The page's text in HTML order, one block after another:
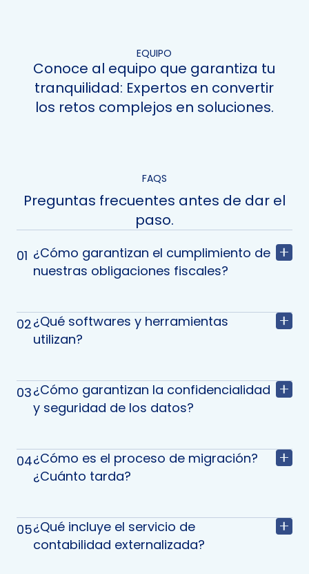
EQUIPO
Conoce al equipo que garantiza tu
tranquilidad: Expertos en convertir
los retos complejos en soluciones.
FAQS
Preguntas frecuentes antes de dar el
paso.
01 ¿Cómo garantizan el cumplimiento de
nuestras obligaciones fiscales?
02¿Qué softwares y herramientas
utilizan?
03¿Cómo garantizan la confidencialidad
y seguridad de los datos?
04¿Cómo es el proceso de migración?
¿Cuánto tarda?
05¿Qué incluye el servicio de
contabilidad externalizada?